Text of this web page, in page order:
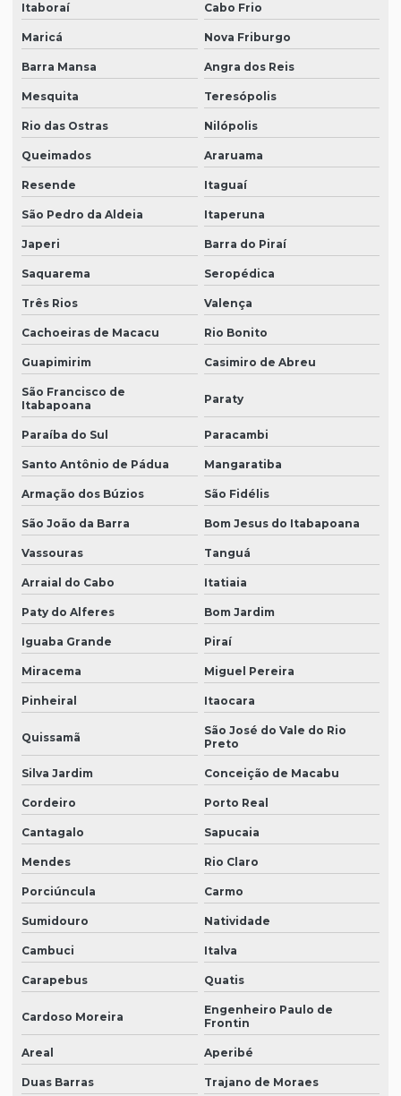
Itaboraí Cabo Frio
Maricá Nova Friburgo
Barra Mansa Angra dos Reis
Mesquita Teresópolis
Rio das Ostras Nilópolis
Queimados Araruama
Resende Itaguaí
São Pedro da Aldeia Itaperuna
Japeri Barra do Piraí
Saquarema Seropédica
Três Rios Valença
Cachoeiras de Macacu Rio Bonito
Guapimirim Casimiro de Abreu
São Francisco de
Itabapoana
Paraty
Paraíba do Sul Paracambi
Santo Antônio de Pádua Mangaratiba
Armação dos Búzios São Fidélis
São João da Barra Bom Jesus do Itabapoana
Vassouras Tanguá
Arraial do Cabo Itatiaia
Paty do Alferes Bom Jardim
Iguaba Grande Piraí
Miracema Miguel Pereira
Pinheiral Itaocara
Quissamã
São José do Vale do Rio
Preto
Silva Jardim Conceição de Macabu
Cordeiro Porto Real
Cantagalo Sapucaia
Mendes Rio Claro
Porciúncula Carmo
Sumidouro Natividade
Cambuci Italva
Carapebus Quatis
Cardoso Moreira
Engenheiro Paulo de
Frontin
Areal Aperibé
Duas Barras Trajano de Moraes